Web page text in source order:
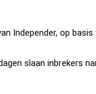
Independer, op
slaan inbrekers